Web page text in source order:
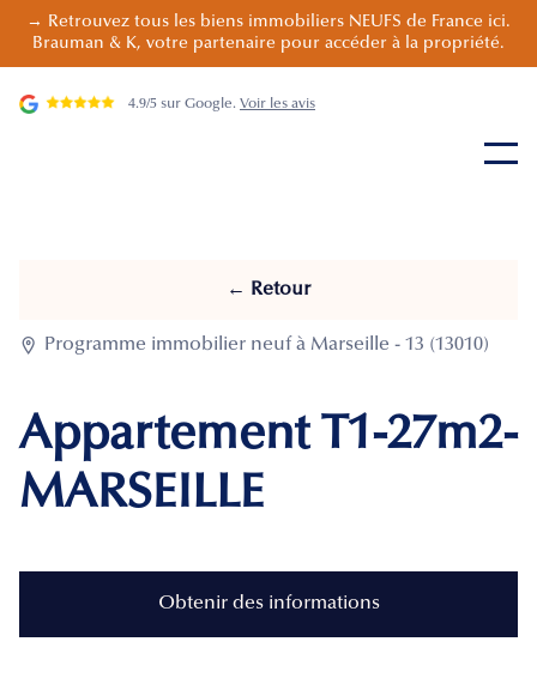
→ Retrouvez tous les biens immobiliers NEUFS de France ici.
Brauman & K, votre partenaire pour accéder à la propriété.
4.9/5 sur Google. Voir les avis
← Retour
 Programme immobilier neuf à Marseille - 13 (13010)
Appartement T1-27m2-
MARSEILLE
Obtenir des informations